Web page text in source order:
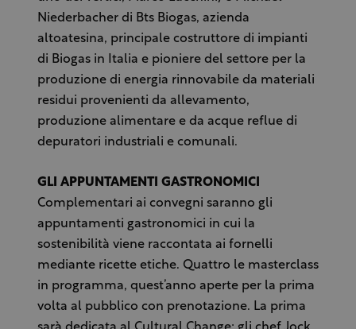
Niederbacher di Bts Biogas, azienda
altoatesina, principale costruttore di impianti
di Biogas in Italia e pioniere del settore per la
produzione di energia rinnovabile da materiali
residui provenienti da allevamento,
produzione alimentare e da acque reflue di
depuratori industriali e comunali.
GLI APPUNTAMENTI GASTRONOMICI
Complementari ai convegni saranno gli
appuntamenti gastronomici in cui la
sostenibilità viene raccontata ai fornelli
mediante ricette etiche. Quattro le masterclass
in programma, quest’anno aperte per la prima
volta al pubblico con prenotazione. La prima